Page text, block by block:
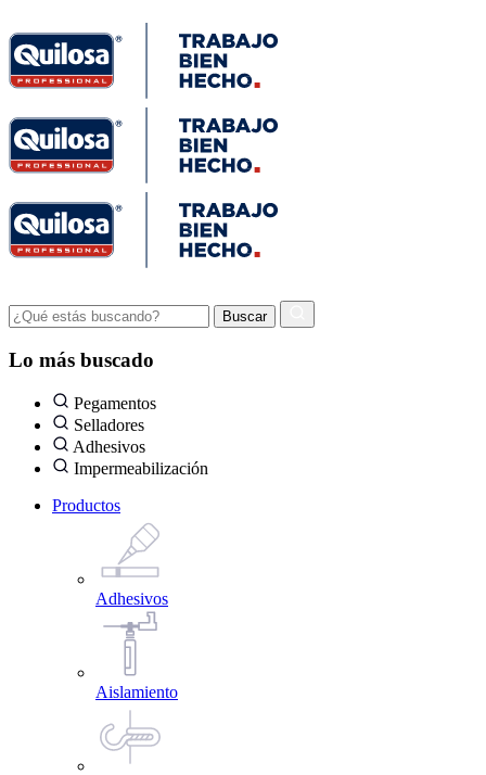
Lo más buscado
Pegamentos
Selladores
Adhesivos
Impermeabilización
Productos
Adhesivos
Aislamiento